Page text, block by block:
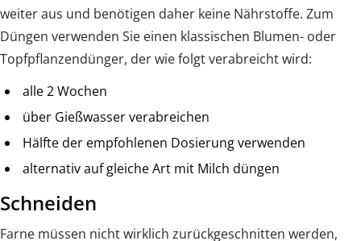
weiter aus und benötigen daher keine Nährstoffe. Zum
Düngen verwenden Sie einen klassischen Blumen- oder
Topfpflanzendünger, der wie folgt verabreicht wird:
alle 2 Wochen
über Gießwasser verabreichen
Hälfte der empfohlenen Dosierung verwenden
alternativ auf gleiche Art mit Milch düngen
Schneiden
Farne müssen nicht wirklich zurückgeschnitten werden,